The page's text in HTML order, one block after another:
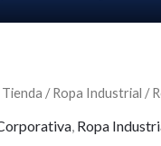
Tienda /Ropa Industrial /
Ropa